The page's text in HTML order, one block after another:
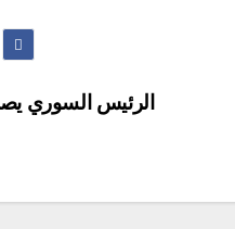
الرئيس السوري